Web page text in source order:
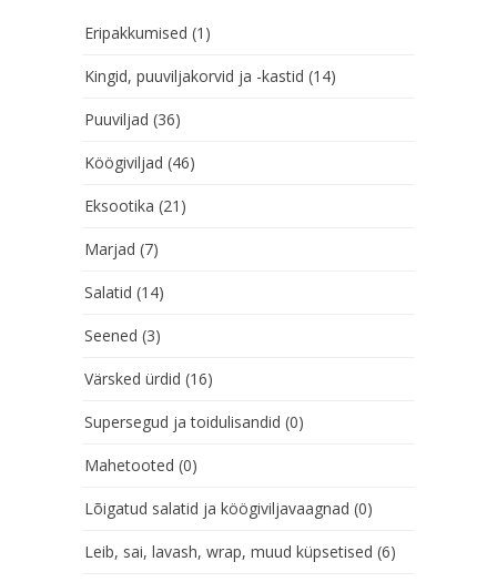
Eripakkumised (1)
Kingid, puuviljakorvid ja -kastid (14)
Puuviljad (36)
Köögiviljad (46)
Eksootika (21)
Marjad (7)
Salatid (14)
Seened (3)
Värsked ürdid (16)
Supersegud ja toidulisandid (0)
Mahetooted (0)
Lõigatud salatid ja köögiviljavaagnad (0)
Leib, sai, lavash, wrap, muud küpsetised (6)